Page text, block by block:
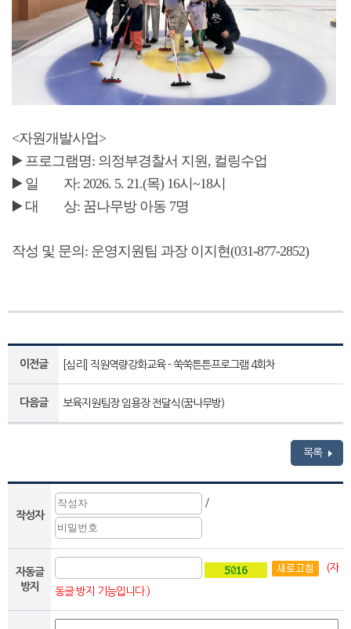
<자원개발사업>
▶️ 프로그램명: 의정부경찰서 지원, 컬링수업
▶️ 일 자: 2026. 5. 21.(목) 16시~18시
▶️ 대 상: 꿈나무방 아동 7명
작성 및 문의: 운영지원팀 과장 이지현(031-877-2852)
이전글 [심리] 직원역량강화교육 - 쑥쑥튼튼프로그램 4회차
다음글 보육지원팀장 임용장 전달식(꿈나무방)
목록
작성자
/
자동글
방지
(자
동글 방지 기능입니다.)